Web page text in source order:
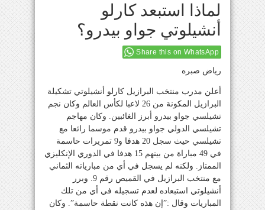
لماذا استبعد كارلو
أنشيلوتي جواو بيدرو؟
Share this on WhatsApp
رياض صبره
أعلن مدرب منتخب البرازيل كارلو أنشيلوتي تشكيلة
البرازيل المكونة من 26 لاعبا لكأس العالم وكان نجم
تشيلسي جواو بيدرو أبرز الغائبين. وكان مهاجم
تشيلسي الدولي جواو بيدرو قدم موسما رائعا مع
تشيلسي حيث سجل 20 هدفا و9 تمريرات حاسمة
في 49 مباراة من بينهم 15 هدفا في الدوري الإنكليزي
الممتاز. ولكنه لم يسجل في أي من مبارياته الثماني
مع منتخب البرازيل في القميص رقم 9. وبرر
أنشيلوتي استبعاده لعدم تسجيله في أي من تلك
المباريات وقال :”إن هذه كانت نقطة حاسمة”. وكان